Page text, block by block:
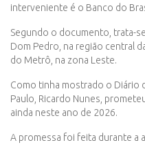
interveniente é o Banco do
Segundo o documento, trata-
Dom Pedro, na região central
do Metrô, na zona Leste.
Como tinha mostrado o Diário
Paulo, Ricardo Nunes,
ainda neste ano de 2026.
A promessa foi feita durante a